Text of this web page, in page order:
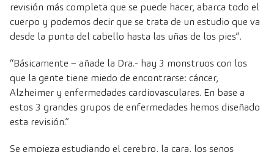
revisión más completa que se puede hacer, abarca todo el
cuerpo y podemos decir que se trata de un estudio que va
desde la punta del cabello hasta las uñas de los pies”.
“Básicamente – añade la Dra.- hay 3 monstruos con los
que la gente tiene miedo de encontrarse: cáncer,
Alzheimer y enfermedades cardiovasculares. En base a
estos 3 grandes grupos de enfermedades hemos diseñado
esta revisión.”
Se empieza estudiando el cerebro, la cara, los senos